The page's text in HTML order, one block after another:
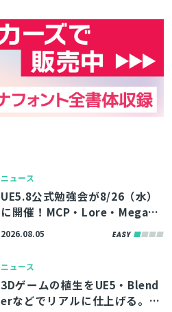
ニュース
UE5.8公式勉強会が8/26（水）
に開催！MCP・Lore・MegaLi
ghtsなど、最新機能やツールの
着100名まで参加者募集中
2026.08.05
ニュース
3Dゲームの植生をUE5・Blend
erなどでリアルに仕上げる。書